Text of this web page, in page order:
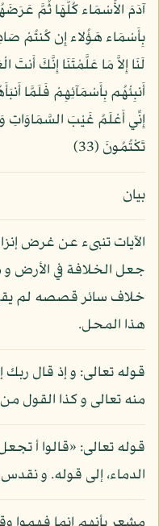
آدَمَ الأَسْمَاء كُلَّهَا ثُمَّ
أَنبِئْهُم بِأَسْمَآئِهِمْ فَلَمَّا
إِنِّي أَعْلَمُ غَيْبَ السَّمَاوَاتِ
تَكْتُمُونَ (33)
بيان
الآيات تنبىء عن غرض
جعل الخلافة في الأرض و
خلاف سائر قصصه لم يقع
هذا المحل.
قوله تعالى: و إذ قال ربك
منه تعالى و كذا القول
قوله تعالى: «قالوا أ
الدماء، إلى قوله. و